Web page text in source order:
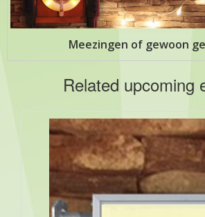
Meezingen of gewoon
Related upcoming